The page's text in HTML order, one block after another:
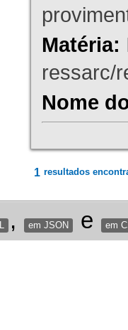
Matéria:
ressarc/
Nome
1 resultados
, em JSON e em